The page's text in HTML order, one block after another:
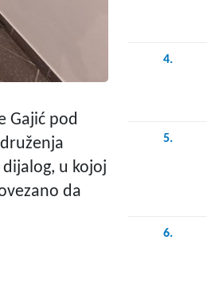
Gajić pod
u kojoj
da
4.
5.
6.